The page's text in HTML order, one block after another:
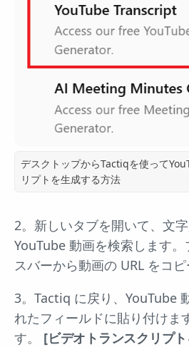
デスクトップからTactiqを使って
リプトを生成する方法
2。新しいタブを開いて、文
YouTube 動画を検索します
スバーから動画の URL をコピ
3。Tactiq に戻り、YouTube
れたフィールドに貼り付けま
す。 [ビデオトランスクリプ